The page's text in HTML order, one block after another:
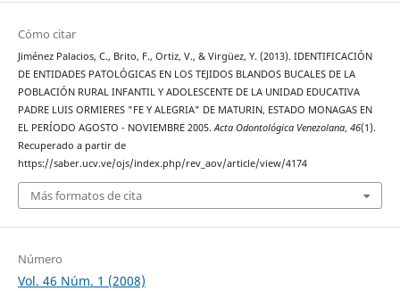
Cómo citar
Jiménez Palacios, C., Brito, F., Ortiz, V., & Virgüez, Y. (2013). IDENTIFICACIÓN
DE ENTIDADES PATOLÓGICAS EN LOS TEJIDOS BLANDOS BUCALES DE LA
POBLACIÓN RURAL INFANTIL Y ADOLESCENTE DE LA UNIDAD EDUCATIVA
PADRE LUIS ORMIERES "FE Y ALEGRIA" DE MATURIN, ESTADO MONAGAS EN
EL PERÍODO AGOSTO - NOVIEMBRE 2005.Acta Odontológica Venezolana, 46(1).
Recuperado a partir de
https://saber.ucv.ve/ojs/index.php/rev_aov/article/view/4174
Más formatos de cita
Número
Vol. 46 Núm. 1 (2008)